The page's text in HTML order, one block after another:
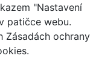
"Nastavení
patičce webu.
Zásadách ochrany